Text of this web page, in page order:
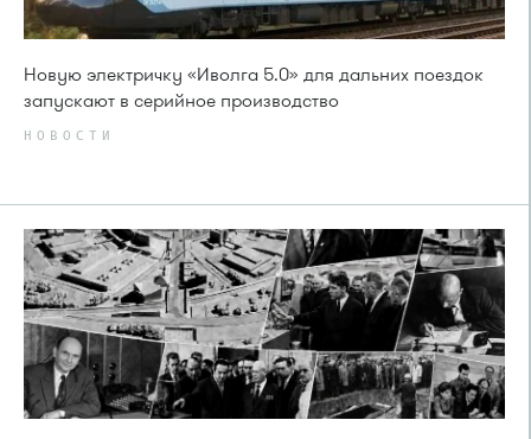
Новую электричку «Иволга 5.0» для дальних поездок
запускают в серийное производство
НОВОСТИ